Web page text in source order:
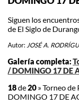
Siguen los
de El Siglo de
Autor: JOSÉ A.
Galería completa:
/ DOMINGO 17 DE
18de20 »Torneo de
DOMINGO 17 DE